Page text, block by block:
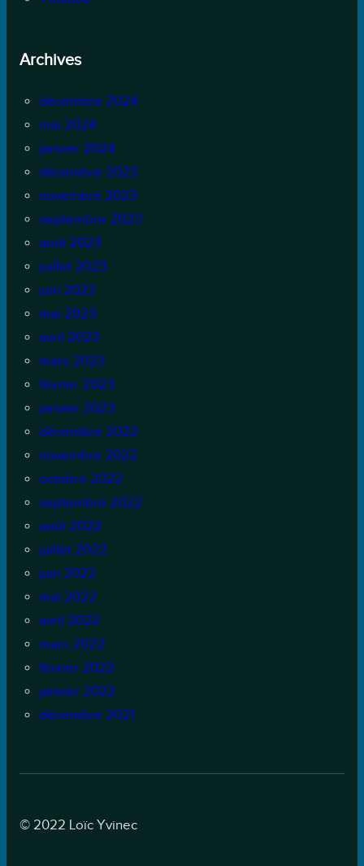
Archives
décembre 2024
mai 2024
janvier 2024
décembre 2023
novembre 2023
septembre 2023
août 2023
juillet 2023
juin 2023
mai 2023
avril 2023
mars 2023
février 2023
janvier 2023
décembre 2022
novembre 2022
octobre 2022
septembre 2022
août 2022
juillet 2022
juin 2022
mai 2022
avril 2022
mars 2022
février 2022
janvier 2022
décembre 2021
© 2022 Loïc Yvinec